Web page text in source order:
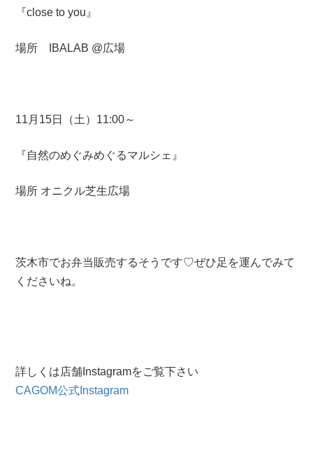
『close to you』
場所 IBALAB @広場
11月15日（土）11:00～
『自然のめぐみめぐるマルシェ』
場所 オニクル芝生広場
茨木市でお弁当販売するそうです♡ぜひ足を運んでみて
くださいね。
詳しくは店舗Instagramをご覧下さい
CAGOM公式Instagram